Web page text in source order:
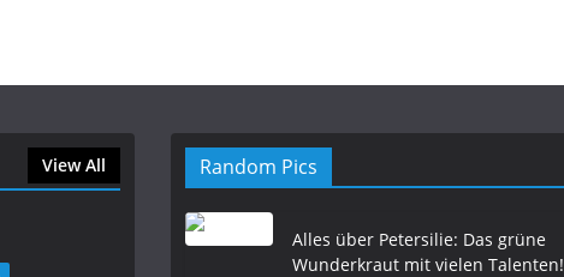
View All Random Pics
Alles über Petersilie: Das grüne
Wunderkraut mit vielen Talenten!